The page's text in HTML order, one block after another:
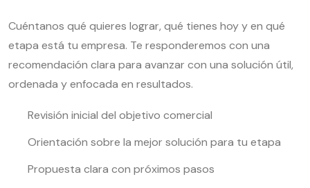
Cuéntanos qué quieres lograr, qué tienes hoy y en qué
etapa está tu empresa. Te responderemos con una
recomendación clara para avanzar con una solución útil,
ordenada y enfocada en resultados.
Revisión inicial del objetivo comercial
Orientación sobre la mejor solución para tu etapa
Propuesta clara con próximos pasos